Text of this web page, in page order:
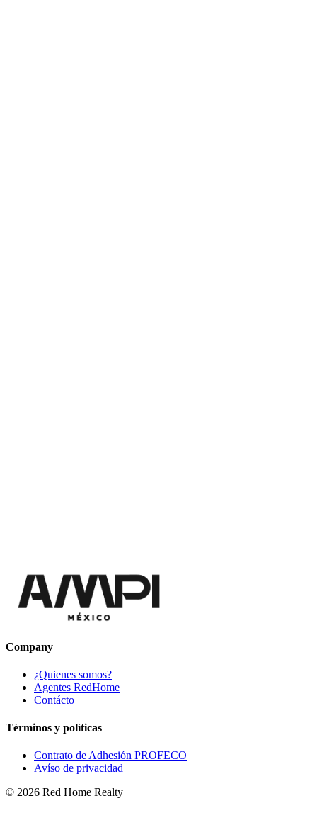
Company
¿Quienes somos?
Agentes RedHome
Contácto
Términos y políticas
Contrato de Adhesión PROFECO
Avíso de privacidad
© 2026 Red Home Realty